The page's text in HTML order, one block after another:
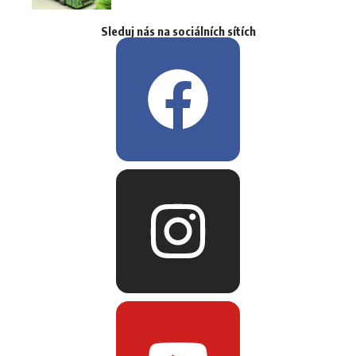
Sleduj nás na sociálních sítích